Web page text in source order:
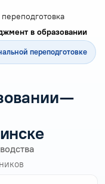
в образовании
переподготовке
—